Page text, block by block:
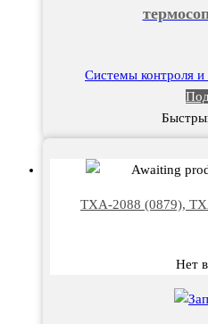
Системы контроля
ТХА-2088 (0879),
Нет